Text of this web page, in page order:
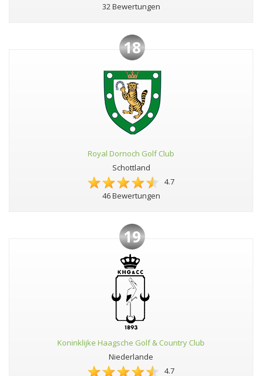
32 Bewertungen
18
Royal Dornoch Golf Club
Schottland
4.7
46 Bewertungen
19
Koninklijke Haagsche Golf & Country Club
Niederlande
4.7